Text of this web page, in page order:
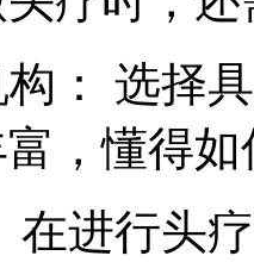
： 选择
，懂得
在进行头